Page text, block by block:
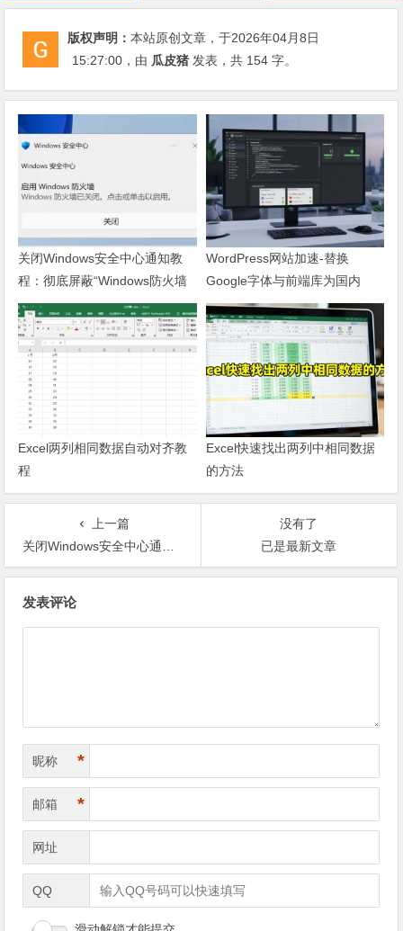
版权声明：本站原创文章，于2026年04月8日
15:27:00 ，由 瓜皮猪 发表，共 154 字。
关闭Windows安全中心通知教
程：彻底屏蔽“Windows防火墙
已关闭”弹窗
WordPress网站加速-替换
Google字体与前端库为国内
CDN镜像
Excel两列相同数据自动对齐教
程
Excel快速找出两列中相同数据
的方法
上一篇
关闭Windows安全中心通知教程：彻底屏蔽“Windows防火墙已关闭”弹窗
没有了
已是最新文章
发表评论
昵称 *
邮箱 *
网址
QQ